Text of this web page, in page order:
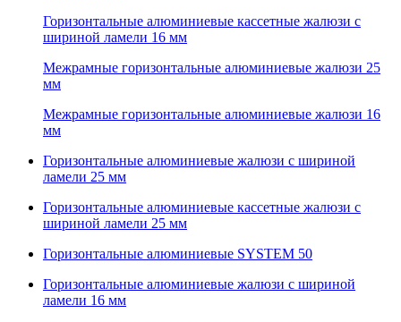
Горизонтальные алюминиевые кассетные жалюзи с
шириной ламели 16 мм
Межрамные горизонтальные алюминиевые жалюзи 25
мм
Межрамные горизонтальные алюминиевые жалюзи 16
мм
Горизонтальные алюминиевые жалюзи с шириной
ламели 25 мм
Горизонтальные алюминиевые кассетные жалюзи с
шириной ламели 25 мм
Горизонтальные алюминиевые SYSTEM 50
Горизонтальные алюминиевые жалюзи с шириной
ламели 16 мм